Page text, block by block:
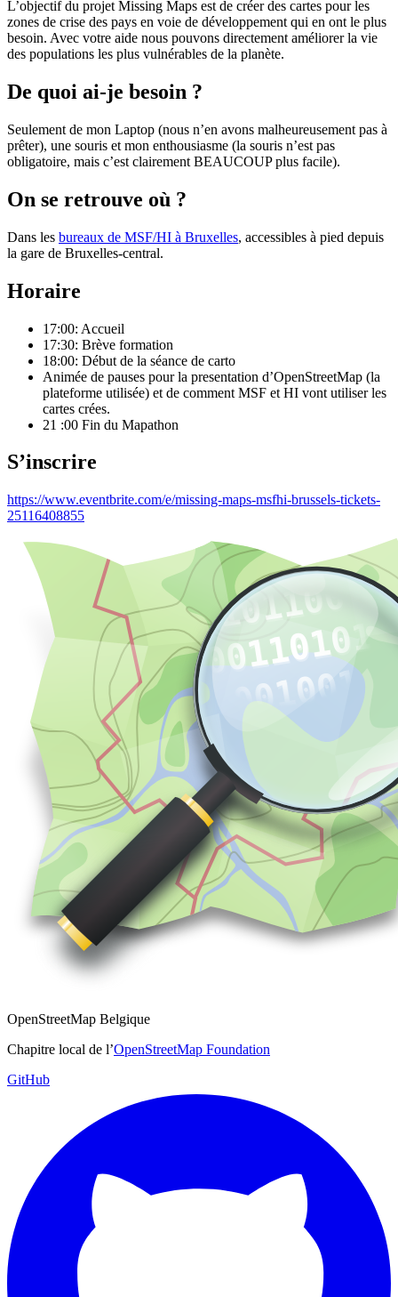
L’objectif du projet Missing Maps est de créer des cartes pour les
zones de crise des pays en voie de développement qui en ont le plus
besoin. Avec votre aide nous pouvons directement améliorer la vie
des populations les plus vulnérables de la planète.
De quoi ai-je besoin ?
Seulement de mon Laptop (nous n’en avons malheureusement pas à
prêter), une souris et mon enthousiasme (la souris n’est pas
obligatoire, mais c’est clairement BEAUCOUP plus facile).
On se retrouve où ?
Dans les bureaux de MSF/HI à Bruxelles, accessibles à pied depuis
la gare de Bruxelles-central.
Horaire
17:00: Accueil
17:30: Brève formation
18:00: Début de la séance de carto
Animée de pauses pour la presentation d’OpenStreetMap (la
plateforme utilisée) et de comment MSF et HI vont utiliser les
cartes crées.
21 :00 Fin du Mapathon
S’inscrire
https://www.eventbrite.com/e/missing-maps-msfhi-brussels-tickets-
25116408855
OpenStreetMap Belgique
Chapitre local de l’OpenStreetMap Foundation
GitHub